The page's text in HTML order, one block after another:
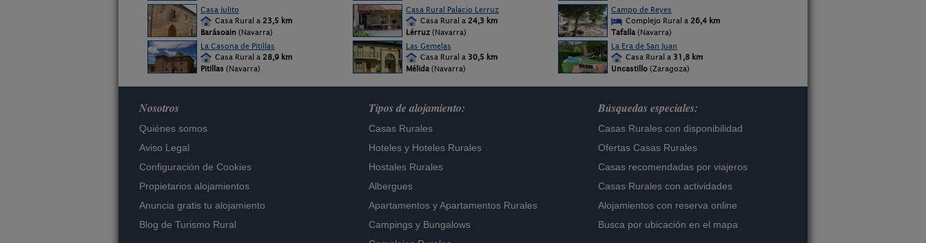
Casa Julito
Casa Rural a 23,5 km
Barásoain (Navarra)
Casa Rural Palacio Lerruz
Casa Rural a 24,3 km
Lérruz (Navarra)
Campo de Reyes
Complejo Rural a 26,4 km
Tafalla (Navarra)
La Casona de Pitillas
Casa Rural a 28,9 km
Pitillas (Navarra)
Las Gemelas
Casa Rural a 30,5 km
Mélida (Navarra)
La Era de San Juan
Casa Rural a 31,8 km
Uncastillo (Zaragoza)
Nosotros
Quiénes somos
Aviso Legal
Configuración de Cookies
Propietarios alojamientos
Anuncia gratis tu alojamiento
Blog de Turismo Rural
Tipos de alojamiento:
Casas Rurales
Hoteles y Hoteles Rurales
Hostales Rurales
Albergues
Apartamentos yApartamentos Rurales
Campings y Bungalows
Búsquedas especiales:
Casas Rurales con disponibilidad
Ofertas Casas Rurales
Casas recomendadas por viajeros
Casas Rurales con actividades
Alojamientos con reserva online
Busca por ubicación en el mapa